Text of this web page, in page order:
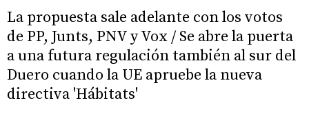
La propuesta sale adelante con los votos
de PP, Junts, PNV y Vox / Se abre la puerta
a una futura regulación también al sur del
Duero cuando la UE apruebe la nueva
directiva 'Hábitats'